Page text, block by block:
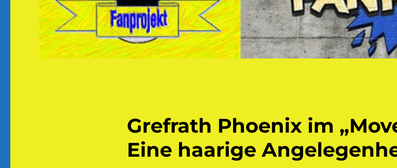
Grefrath Phoenix im
Eine haarige